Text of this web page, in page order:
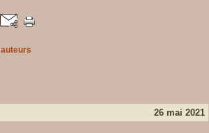
auteurs
26 mai 2021